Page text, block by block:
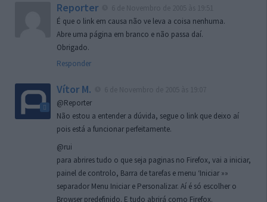
Reporter
É que o link em causa não ve leva a coisa nenhuma.
Abre uma página em branco e não passa daí.
Obrigado.
Responder
Vítor M.
@Reporter
Não estou a entender a dúvida, segue o link que deixo aí
pois está a funcionar perfeitamente.
@rui
para abrires tudo o que seja paginas no Firefox, vai a iniciar,
painel de controlo, Barra de tarefas e menu ‘Iniciar »»
separador Menu Iniciar e Personalizar. Aí é só escolher o
Browser predefinido. E tudo abrirá como Firefox.